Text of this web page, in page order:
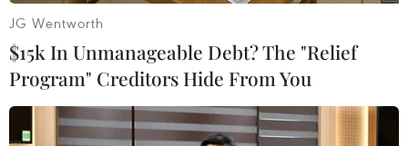
JG Wentworth
$15k In Unmanageable Debt? The "Relief
Program" Creditors Hide From You